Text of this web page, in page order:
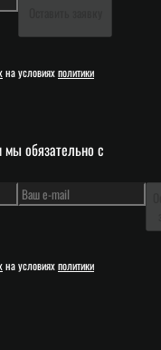
на условияхполитики
мы обязательно с
на условияхполитики